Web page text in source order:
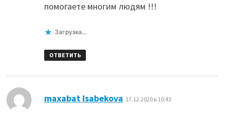
помогаете многим людям !!!
Загрузка...
ОТВЕТИТЬ
maxabat Isabekova 17.12.2020 в 10:43